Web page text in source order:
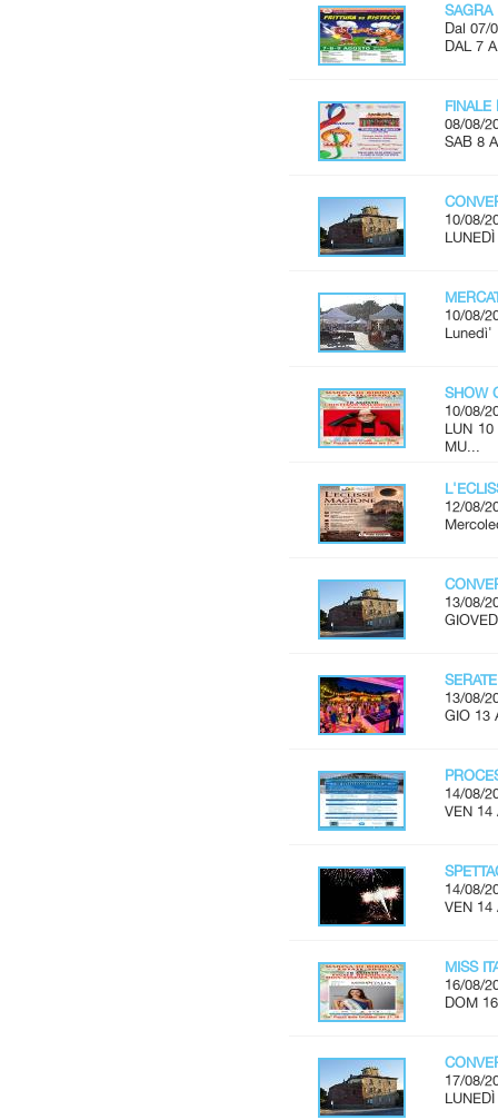
SAGRA
Dal 07/
DAL 7
FINALE
08/08/
SAB 8
10/08/
10/08/
Lunedì'
SHOW
10/08/
LUN 10
MU...
12/08/
13/08/
13/08/
GIO 13
14/08/
VEN 14
14/08/
VEN 14
MISS
16/08/
DOM
17/08/